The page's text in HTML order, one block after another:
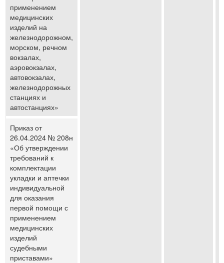
применением
медицинских
изделий на
железнодорожном,
морском, речном
вокзалах,
аэровокзалах,
автовокзалах,
железнодорожных
станциях и
автостанциях»
Приказ от
26.04.2024 № 208н
«Об утверждении
требований к
комплектации
укладки и аптечки
индивидуальной
для оказания
первой помощи с
применением
медицинских
изделий
судебными
приставами»